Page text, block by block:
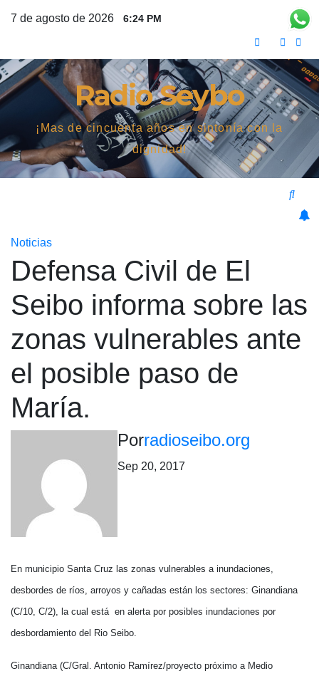
7 de agosto de 2026 6:24 PM
Radio Seybo
¡Mas de cincuenta años en sintonía con la
dignidad!
Noticias
Defensa Civil de El
Seibo informa sobre las
zonas vulnerables ante
el posible paso de
María.
Porradioseibo.org
Sep 20, 2017
En municipio Santa Cruz las zonas vulnerables a inundaciones,
desbordes de ríos, arroyos y cañadas están los sectores: Ginandiana
(C/10, C/2), la cual está en alerta por posibles inundaciones por
desbordamiento del Rio Seibo.
Ginandiana (C/Gral. Antonio Ramírez/proyecto próximo a Medio